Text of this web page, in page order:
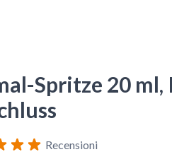
Spritze 20
Recensioni